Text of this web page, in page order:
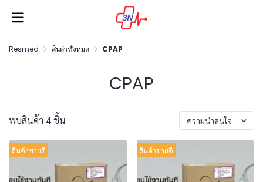
Resmed สินค้าทั้งหมด CPAP
CPAP
พบสินค้า 4 ชิ้น ความน่าสนใจ
สินค้าขายดี สินค้าขายดี